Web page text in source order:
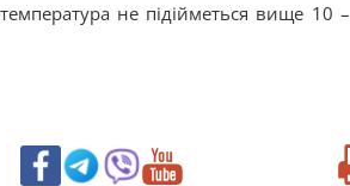
не підійметься вище 10